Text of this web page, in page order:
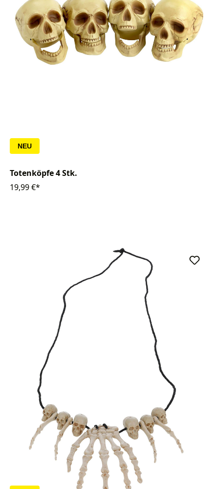
NEU
Totenköpfe 4 Stk.
19,99 €*